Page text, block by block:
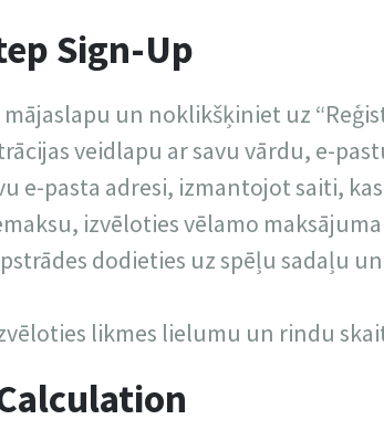
Sign-Up
mājaslapu un noklikšķiniet uz
veidlapu ar savu vārdu, e-
e-pasta adresi, izmantojot saiti,
izvēloties vēlamo
dodieties uz spēļu sadaļu
likmes lielumu un rindu